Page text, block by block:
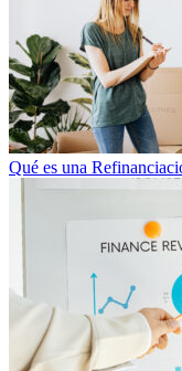
Qué es una